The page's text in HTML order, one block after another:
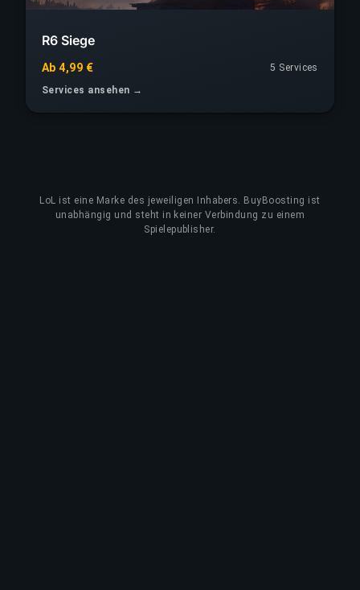
R6 Siege
Ab 4,99 €
5 Services
Services ansehen →
LoL ist eine Marke des jeweiligen Inhabers. BuyBoosting ist
unabhängig und steht in keiner Verbindung zu einem
Spielepublisher.